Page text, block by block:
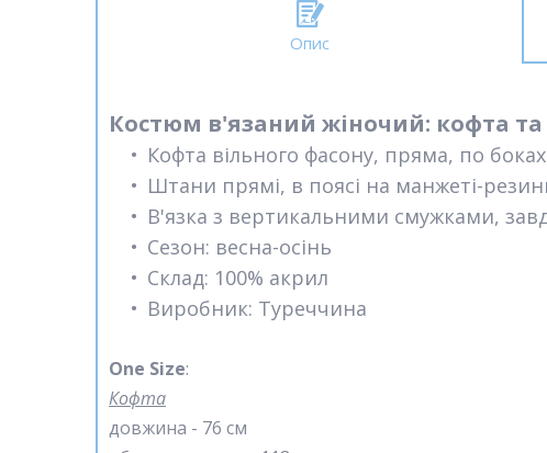
Опис
Костюм в'язаний жіночий: кофта
Кофта вільного фасону, пряма, по
Штани прямі, в поясі на манжеті-
В'язка з вертикальними смужками,
Сезон: весна-осінь
Склад: 100% акрил
Виробник: Туреччина
One Size:
Кофта
довжина - 76 см